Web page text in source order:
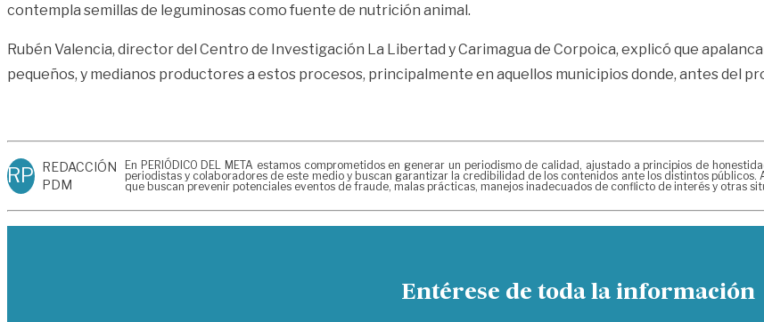
contempla semillas de leguminosas como fuente de nutrición animal.
Rubén Valencia, director del Centro de Investigación La Libertad y Carimagua de Corpoica, explicó que
pequeños, y medianos productores a estos procesos, principalmente en aquellos municipios donde, antes del
RP REDACCIÓN
PDM
En PERIÓDICO DEL META estamos comprometidos en generar un periodismo de calidad, ajustado a principios de
periodistas y colaboradores de este medio y buscan garantizar la credibilidad de los contenidos ante los distintos
que buscan prevenir potenciales eventos de fraude, malas prácticas, manejos inadecuados de conflicto de interés y otras
Entérese de toda la información